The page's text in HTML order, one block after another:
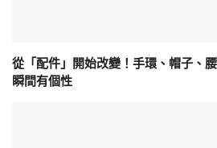
從「配件」開始改變！手環、帽子、
瞬間有個性